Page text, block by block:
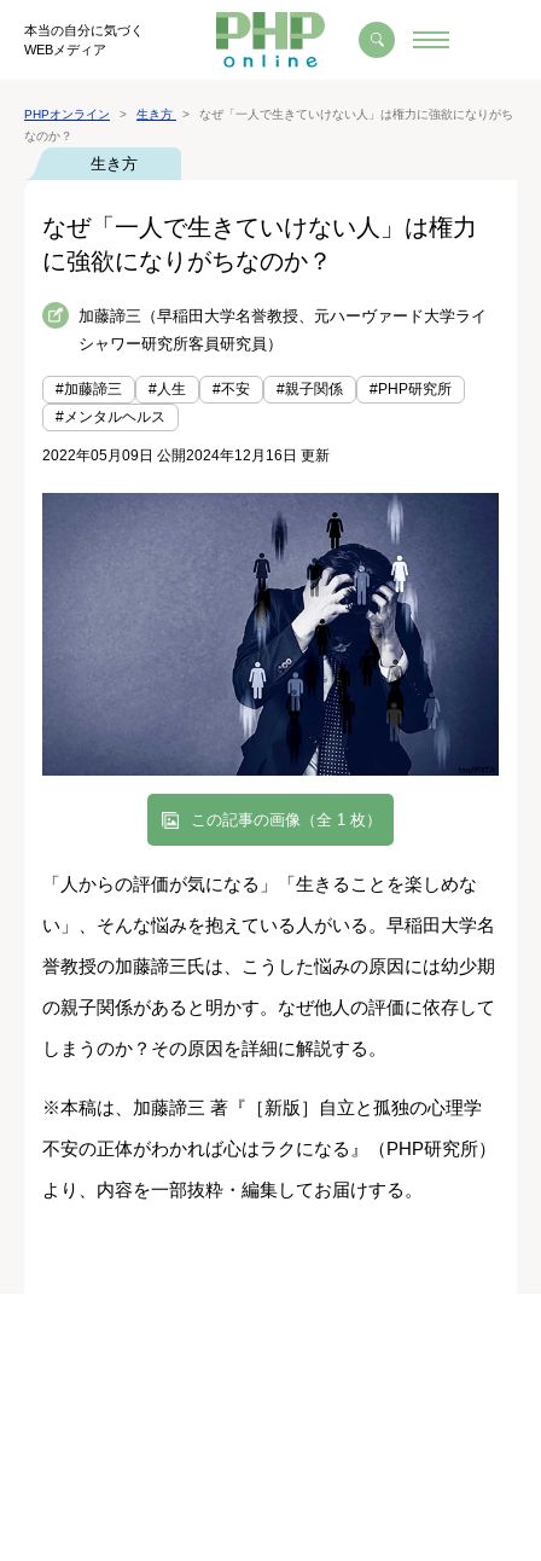
本当の自分に気づく
WEBメディア
PHPオンライン 生き方
なぜ「一人で生きていけない人」は権力に強欲になりがち
なのか？
生き方
なぜ「一人で生きていけない人」は権力
に強欲になりがちなのか？
加藤諦三（早稲田大学名誉教授、元ハーヴァード大学ライ
シャワー研究所客員研究員）
#加藤諦三 #人生 #不安 #親子関係
#PHP研究所
#メンタルヘルス
2022年05月09日 公開2024年12月16日 更新
この記事の画像（全 1 枚）
「人からの評価が気になる」「生きることを楽しめな
い」、そんな悩みを抱えている人がいる。早稲田大学名
誉教授の加藤諦三氏は、こうした悩みの原因には幼少期
の親子関係があると明かす。なぜ他人の評価に依存して
しまうのか？その原因を詳細に解説する。
※本稿は、加藤諦三 著『［新版］自立と孤独の心理学
不安の正体がわかれば心はラクになる』（PHP研究所）
より、内容を一部抜粋・編集してお届けする。